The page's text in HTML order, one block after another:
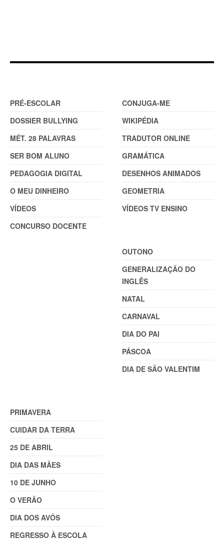
PRÉ-ESCOLAR
DOSSIER BULLYING
MÉT. 28 PALAVRAS
SER BOM ALUNO
PEDAGOGIA DIGITAL
O MEU DINHEIRO
VÍDEOS
CONCURSO DOCENTE
CONJUGA-ME
WIKIPÉDIA
TRADUTOR ONLINE
GRAMÁTICA
DESENHOS ANIMADOS
GEOMETRIA
VÍDEOS TV ENSINO
OUTONO
GENERALIZAÇÃO DO
INGLÊS
NATAL
CARNAVAL
DIA DO PAI
PÁSCOA
DIA DE SÃO VALENTIM
PRIMAVERA
CUIDAR DA TERRA
25 DE ABRIL
DIA DAS MÃES
10 DE JUNHO
O VERÃO
DIA DOS AVÓS
REGRESSO À ESCOLA